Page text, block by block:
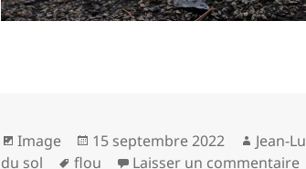
Format
Image
Publié
le
15 septembre 2022 Auteur
Jean-
du sol
Mots-
flou Laisser un commentaire